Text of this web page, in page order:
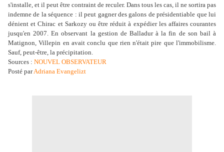
s'installe, et il peut être contraint de reculer. Dans tous les cas, il ne sortira pas
indemne de la séquence : il peut gagner des galons de présidentiable que lui
dénient et Chirac et Sarkozy ou être réduit à expédier les affaires courantes
jusqu'en 2007. En observant la gestion de Balladur à la fin de son bail à
Matignon, Villepin en avait conclu que rien n'était pire que l'immobilisme.
Sauf, peut-être, la précipitation.
Sources : NOUVEL OBSERVATEUR
Posté parAdriana Evangelizt